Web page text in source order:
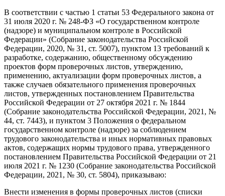
В соответствии с частью 1 статьи 53 Федерального закона от
31 июля 2020 г. № 248-ФЗ «О государственном контроле
(надзоре) и муниципальном контроле в Российской
Федерации» (Собрание законодательства Российской
Федерации, 2020, № 31, ст. 5007), пунктом 13 требований к
разработке, содержанию, общественному обсуждению
проектов форм проверочных листов, утверждению,
применению, актуализации форм проверочных листов, а
также случаев обязательного применения проверочных
листов, утвержденных постановлением Правительства
Российской Федерации от 27 октября 2021 г. № 1844
(Собрание законодательства Российской Федерации, 2021, №
44, ст. 7443), и пунктом 3 Положения о федеральном
государственном контроле (надзоре) за соблюдением
трудового законодательства и иных нормативных правовых
актов, содержащих нормы трудового права, утвержденного
постановлением Правительства Российской Федерации от 21
июля 2021 г. № 1230 (Собрание законодательства Российской
Федерации, 2021, № 30, ст. 5804), приказываю:
Внести изменения в формы проверочных листов (списки